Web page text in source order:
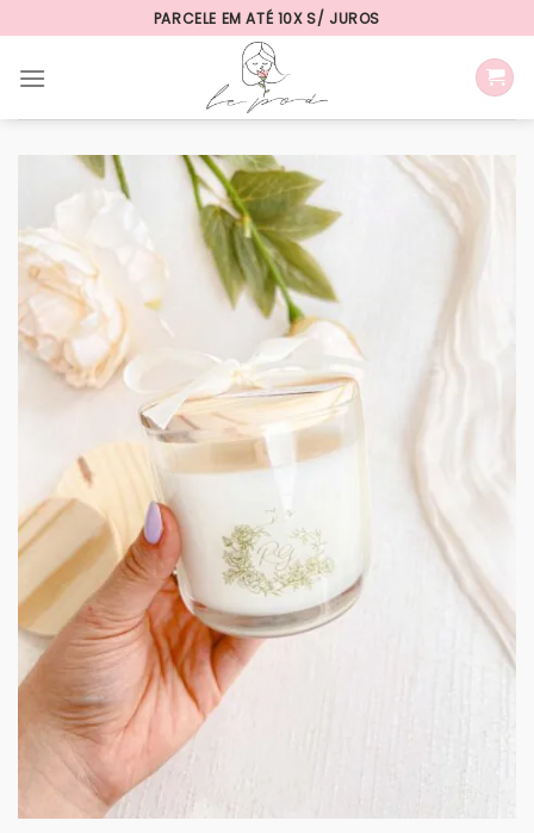
to
content
PARCELE EM ATÉ 10X S/ JUROS